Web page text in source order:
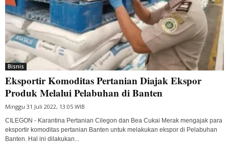
Bisnis
Eksportir Komoditas Pertanian Diajak Ekspor
Produk Melalui Pelabuhan di Banten
Minggu 31 Juli 2022, 13:05 WIB
CILEGON - Karantina Pertanian Cilegon dan Bea Cukai Merak mengajak para
eksportir komoditas pertanian Banten untuk melakukan ekspor di Pelabuhan
Banten. Hal ini dilakukan...